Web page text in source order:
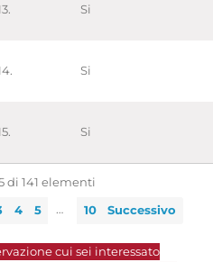
Si
Si
Si
di 141 elementi
4 5 … 10 Successivo
cui sei interessato